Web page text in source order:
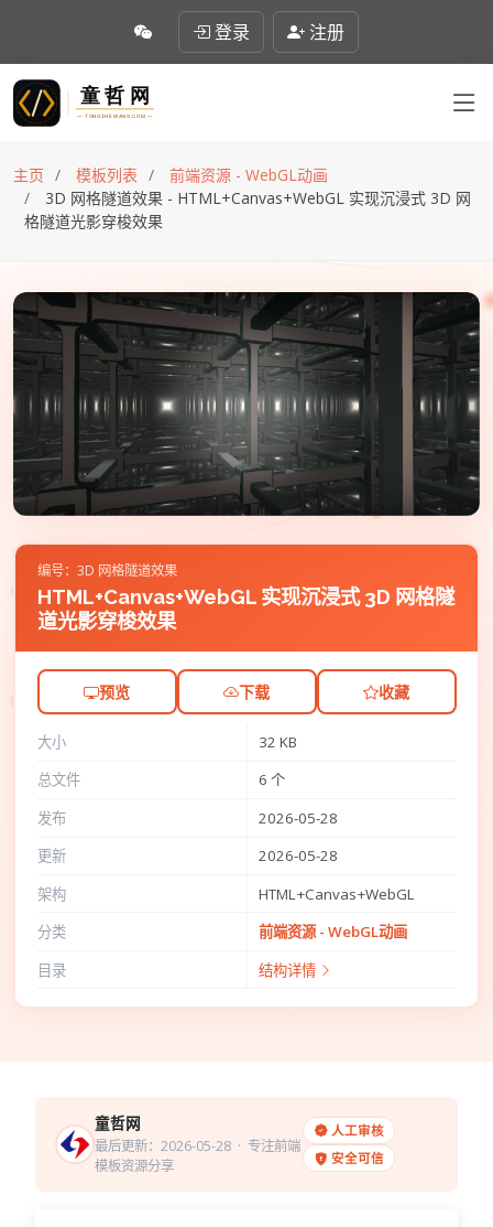
登录 注册
主页 模板列表
前端资源 - WebGL动画
3D 网格隧道效果 - HTML+Canvas+WebGL 实现沉浸式 3D 网
格隧道光影穿梭效果
编号：3D 网格隧道效果
HTML+Canvas+WebGL 实现沉浸式 3D 网格隧
道光影穿梭效果
预览 下载 收藏
大小
32 KB
总文件
6 个
发布
2026-05-28
更新
2026-05-28
架构
HTML+Canvas+WebGL
分类
前端资源 - WebGL动画
目录
结构详情
童哲网
最后更新：2026-05-28· 专注前端
模板资源分享
人工审核
安全可信